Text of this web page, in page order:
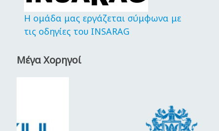
Η ομάδα μας εργάζεται σύμφωνα με
τις οδηγίες του INSARAG
Μέγα Χορηγοί